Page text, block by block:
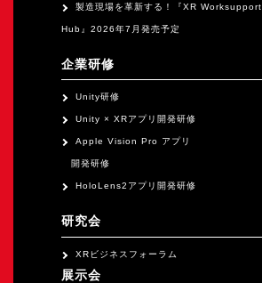
製造現場を革新する！『XR Worksupport
Hub』2026年7月発売予定
企業研修
Unity研修
Unity × XRアプリ開発研修
Apple Vision Pro アプリ
開発研修
HoloLens2アプリ開発研修
研究会
XRビジネスフォーラム
展示会